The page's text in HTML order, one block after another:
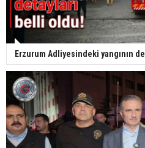
Erzurum Adliyesindeki yangının